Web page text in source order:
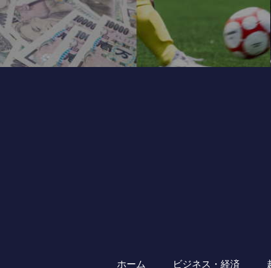
ホーム ビジネス・経済